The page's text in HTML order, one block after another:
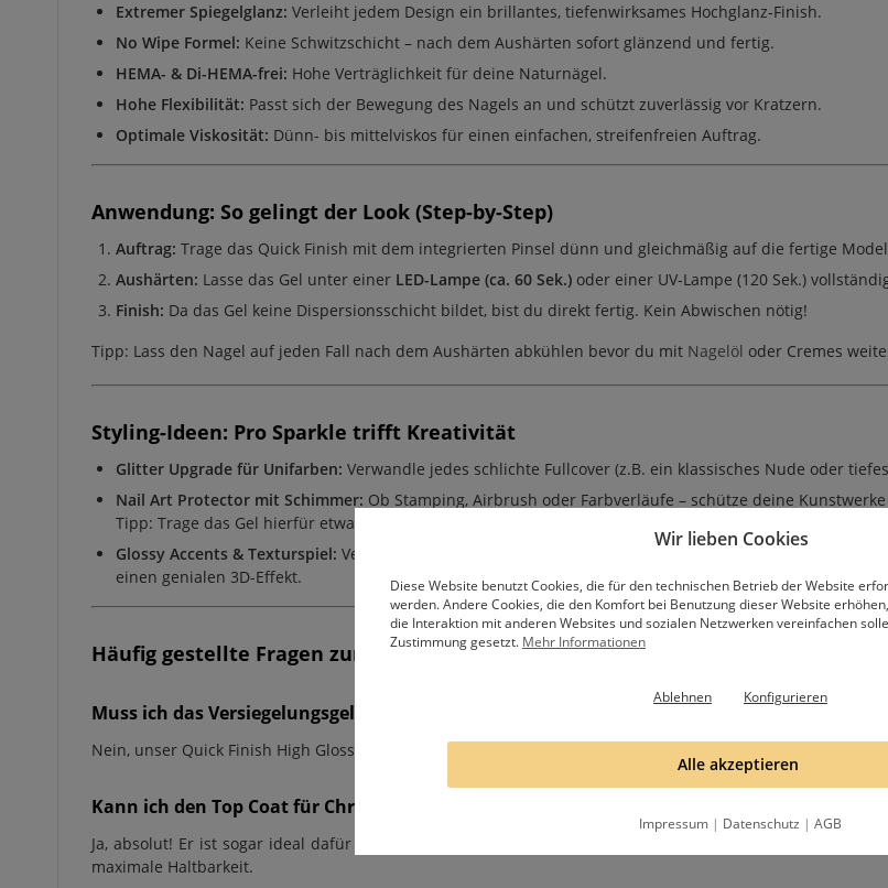
Extremer Spiegelglanz: Verleiht jedem Design ein brillantes, tiefenwirksames Hochglanz-Finish.
No Wipe Formel: Keine Schwitzschicht – nach dem Aushärten sofort glänzend und fertig.
HEMA- & Di-HEMA-frei: Hohe Verträglichkeit für deine Naturnägel.
Hohe Flexibilität: Passt sich der Bewegung des Nagels an und schützt zuverlässig vor Kratzern.
Optimale Viskosität: Dünn- bis mittelviskos für einen einfachen, streifenfreien Auftrag.
Anwendung: So gelingt der Look (Step-by-Step)
Auftrag: Trage das Quick Finish mit dem integrierten Pinsel dünn und gleichmäßig auf die fertige
Aushärten: Lasse das Gel unter einer LED-Lampe (ca. 60 Sek.) oder einer UV-Lampe (120 Sek.)
Finish: Da das Gel keine Dispersionsschicht bildet, bist du direkt fertig. Kein Abwischen nötig!
Tipp: Lass den Nagel auf jeden Fall nach dem Aushärten abkühlen bevor du mit Nagelöl oder Cremes
Styling-Ideen: Pro Sparkle trifft Kreativität
Glitter Upgrade für Unifarben: Verwandle jedes schlichte Fullcover (z.B. ein klassisches Nude oder
Nail Art Protector mit Schimmer: Ob Stamping, Airbrush oder Farbverläufe – schütze deine
Tipp: Trage das Gel hierfür etwas großzügiger auf.
Glossy Accents & Texturspiel: Versiegle deine Nägel zuerst matt mit unserem
und
einen genialen 3D-Effekt.
Häufig gestellte Fragen zum Quick Finish High Gloss
Muss ich das Versiegelungsgel nach dem Aushärten reinigen?
Nein, unser Quick Finish High Gloss ist ein No-Wipe-Produkt. Er härtet komplett ohne aus,
Kann ich den Top Coat für Chrome-Pigmente nutzen?
Ja, absolut! Er ist sogar ideal dafür geeignet. Reibe die Pigmente einfach direkt nach dem Aushärten
maximale Haltbarkeit.
Wir lieben Cookies
Diese Website benutzt Cookies, die für den technischen Betrieb der Website
werden. Andere Cookies, die den Komfort bei Benutzung dieser Website
die Interaktion mit anderen Websites und sozialen Netzwerken vereinfachen
Zustimmung gesetzt. Mehr Informationen
Ablehnen Konfigurieren
Alle akzeptieren
Impressum | Datenschutz | AGB